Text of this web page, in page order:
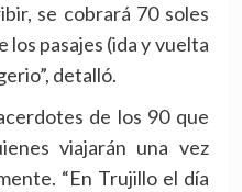
se cobrará 70 soles
los pasajes (ida y vuelta
detalló.
de los 90 que
viajarán una vez
“En Trujillo el día